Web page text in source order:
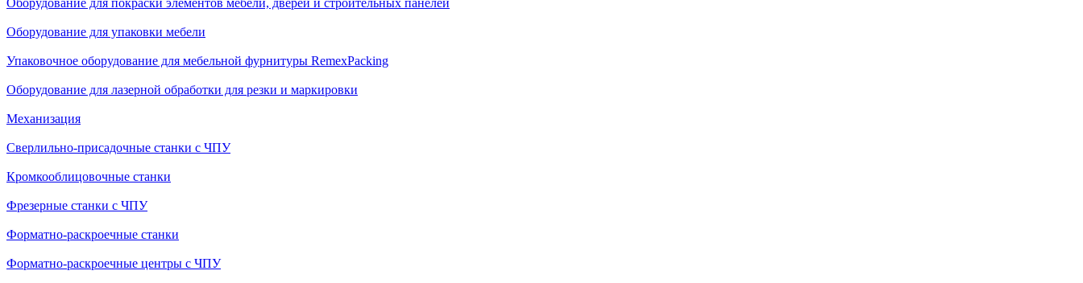
Оборудование для покраски элементов мебели, дверей и строительных панелей
Оборудование для упаковки мебели
Упаковочное оборудование для мебельной фурнитуры RemexPacking
Оборудование для лазерной обработки для резки и маркировки
Механизация
Сверлильно-присадочные станки с ЧПУ
Кромкооблицовочные cтанки
Фрезерные станки с ЧПУ
Форматно-раскроечные станки
Форматно-раскроечные центры с ЧПУ